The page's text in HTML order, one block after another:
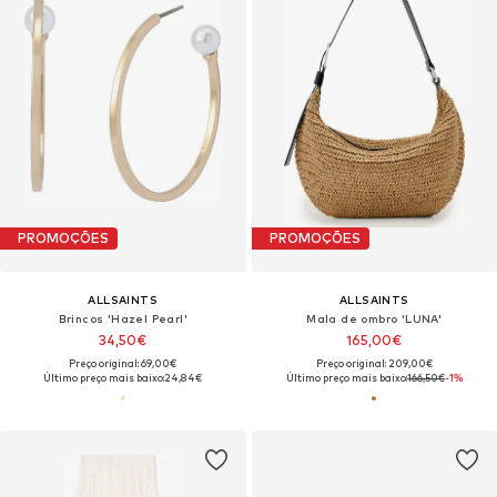
PROMOÇÕES
ALLSAINTS
Brincos 'Hazel Pearl'
34,50€
Preço original: 69,00€
Último preço mais baixo:24,84€
PROMOÇÕES
ALLSAINTS
Mala de ombro 'LUNA'
165,00€
Preço original: 209,00€
Último preço mais baixo:166,50€-1%